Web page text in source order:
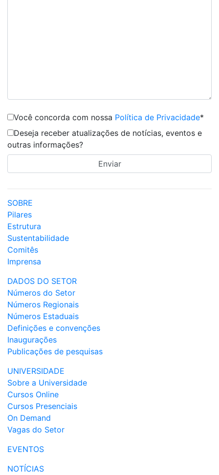
Você concorda com nossa Política de Privacidade*
Deseja receber atualizações de notícias, eventos e
outras informações?
SOBRE
Pilares
Estrutura
Sustentabilidade
Comitês
Imprensa
DADOS DO SETOR
Números do Setor
Números Regionais
Números Estaduais
Definições e convenções
Inaugurações
Publicações de pesquisas
UNIVERSIDADE
Sobre a Universidade
Cursos Online
Cursos Presenciais
On Demand
Vagas do Setor
EVENTOS
NOTÍCIAS